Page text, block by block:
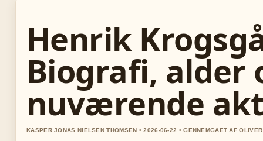
Henrik
Biografi, alder
nuværende
KASPER JONAS NIELSEN THOMSEN • 2026-06-22 • GENNEMGAET AF